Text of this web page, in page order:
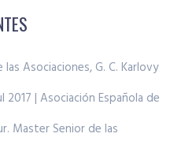
Asociaciones, G. C. Karlovy
2017 | Asociación Española de
Master Senior de las